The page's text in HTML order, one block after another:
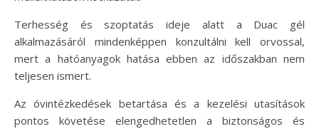
Terhesség és szoptatás ideje alatt a Duac gél
alkalmazásáról mindenképpen konzultálni kell orvossal,
mert a hatóanyagok hatása ebben az időszakban nem
teljesen ismert.
Az óvintézkedések betartása és a kezelési utasítások
pontos követése elengedhetetlen a biztonságos és